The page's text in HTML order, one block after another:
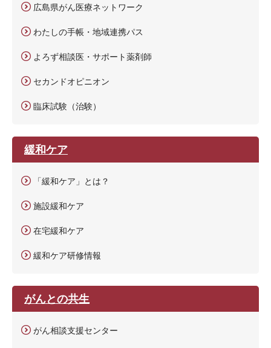
広島県がん医療ネットワーク
わたしの手帳・地域連携パス
よろず相談医・サポート薬剤師
セカンドオピニオン
臨床試験（治験）
緩和ケア
「緩和ケア」とは？
施設緩和ケア
在宅緩和ケア
緩和ケア研修情報
がんとの共生
がん相談支援センター